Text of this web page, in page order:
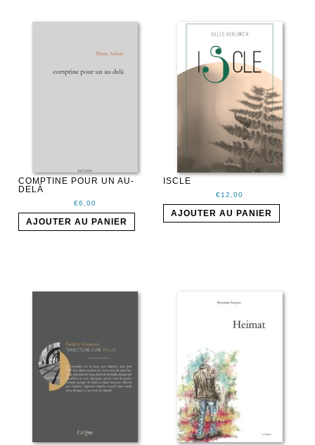
COMPTINE POUR UN AU-
DELÀ
€6,00
AJOUTER AU PANIER
ISCLE
€12,00
AJOUTER AU PANIER